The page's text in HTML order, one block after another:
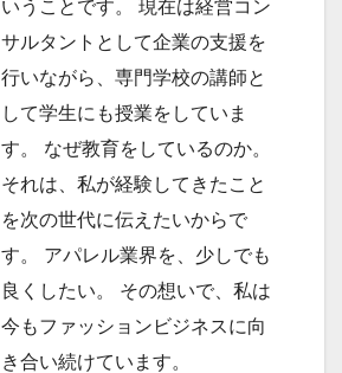
いうことです。 現在は経営コン
サルタントとして企業の支援を
行いながら、専門学校の講師と
して学生にも授業をしていま
す。 なぜ教育をしているのか。
それは、私が経験してきたこと
を次の世代に伝えたいからで
す。 アパレル業界を、少しでも
良くしたい。 その想いで、私は
今もファッションビジネスに向
き合い続けています。